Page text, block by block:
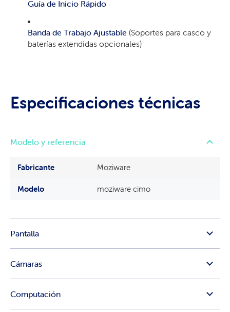
Guía de Inicio Rápido
Banda de Trabajo Ajustable (Soportes para casco y
baterías extendidas opcionales)
Especificaciones técnicas
Modelo y referencia
Fabricante Moziware
Modelo moziware cimo
Pantalla
Cámaras
Computación